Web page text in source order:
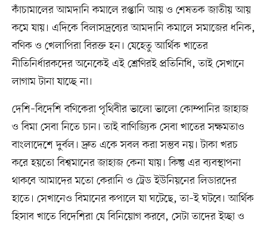
কাঁচামালের আমদানি কমালে রপ্তানি আয় ও শেষতক জাতীয় আয়
কমে যায়। এদিকে বিলাসদ্রব্যের আমদানি কমালে সমাজের ধনিক,
বণিক ও খেলাপিরা বিরক্ত হন। যেহেতু আর্থিক খাতের
নীতিনির্ধারকদের অনেকেই এই শ্রেণিরই প্রতিনিধি, তাই সেখানে
লাগাম টানা যাচ্ছে না।
দেশি–বিদেশি বণিকেরা পৃথিবীর ভালো ভালো কোম্পানির জাহাজ
ও বিমা সেবা নিতে চান। তাই বাণিজ্যিক সেবা খাতের সক্ষমতাও
বাংলাদেশে দুর্বল। দ্রুত একে সবল করা সম্ভব নয়। টাকা খরচ
করে হয়তো বিশ্বমানের জাহাজ কেনা যায়। কিন্তু এর ব্যবস্থাপনা
থাকবে আমাদের মতো কেরানি ও ট্রেড ইউনিয়নের লিডারদের
হাতে। সেখানেও বিমানের কপালে যা ঘটেছে, তা–ই ঘটবে। আর্থিক
হিসাব খাতে বিদেশিরা যে বিনিয়োগ করবে, সেটা তাদের ইচ্ছা ও